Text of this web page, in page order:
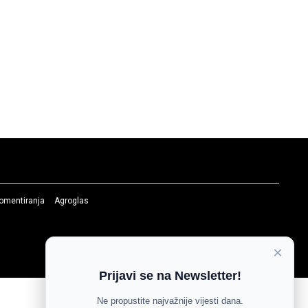
Agroglas
×
Prijavi se na Newsletter!
Ne propustite najvažnije vijesti dana.